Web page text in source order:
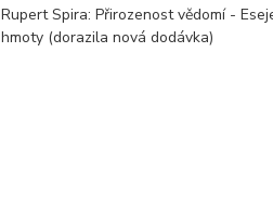
Rupert Spira: Přirozenost vědomí -
hmoty (dorazila nová dodávka)